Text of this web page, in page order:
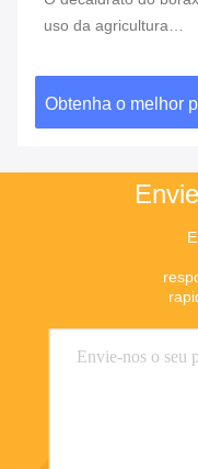
uso da agricultura
1303-96-4
Obtenha o melhor